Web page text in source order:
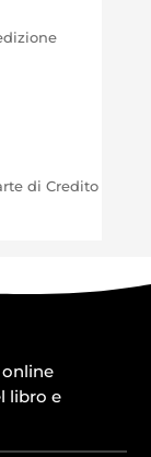
di Credito
libro e